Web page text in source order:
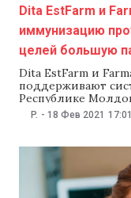
Dita EstFarm и
иммунизацию
целей большую
Dita EstFarm и
поддерживают
Республике
медицинское
медицинские
пандемии
решили
общественного
P. - 18 Фев 2021 17:01